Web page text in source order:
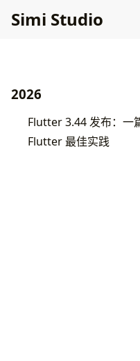
Simi Studio
2026
Flutter 3.44 发布：一
Flutter 最佳实践